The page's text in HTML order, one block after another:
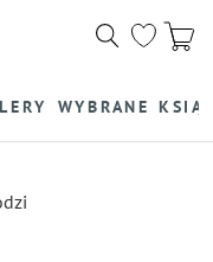
WYBRANE